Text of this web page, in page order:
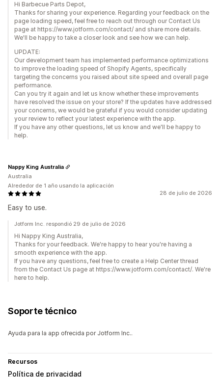
Hi Barbecue Parts Depot,
Thanks for sharing your experience. Regarding your feedback on the
page loading speed, feel free to reach out through our Contact Us
page at https://www.jotform.com/contact/ and share more details.
We'll be happy to take a closer look and see how we can help.
UPDATE:
Our development team has implemented performance optimizations
to improve the loading speed of Shopify Agents, specifically
targeting the concerns you raised about site speed and overall page
performance.
Can you try it again and let us know whether these improvements
have resolved the issue on your store? If the updates have addressed
your concerns, we would be grateful if you would consider updating
your review to reflect your latest experience with the app.
If you have any other questions, let us know and we'll be happy to
help.
28 de julio de 2026
Easy to use.
Nappy King Australia
Australia
Alrededor de 1 año usando la aplicación
Jotform Inc. respondió 29 de julio de 2026
Hi Nappy King Australia,
Thanks for your feedback. We're happy to hear you're having a
smooth experience with the app.
If you have any questions, feel free to create a Help Center thread
from the Contact Us page at https://www.jotform.com/contact/. We're
here to help.
Soporte técnico
Ayuda para la app ofrecida por Jotform Inc..
Recursos
Política de privacidad